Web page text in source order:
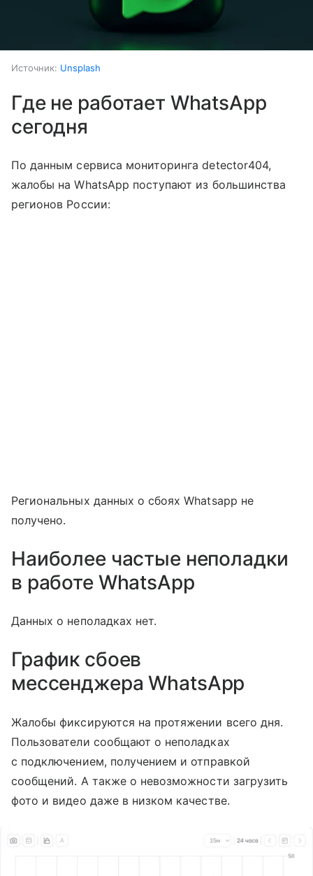
Источник: Unsplash
Где не работает WhatsApp
сегодня
По данным сервиса мониторинга detector404,
жалобы на WhatsApp поступают из большинства
регионов России:
Региональных данных о сбоях Whatsapp не
получено.
Наиболее частые неполадки
в работе WhatsApp
Данных о неполадках нет.
График сбоев
мессенджера WhatsApp
Жалобы фиксируются на протяжении всего дня.
Пользователи сообщают о неполадках
с подключением, получением и отправкой
сообщений. А также о невозможности загрузить
фото и видео даже в низком качестве.